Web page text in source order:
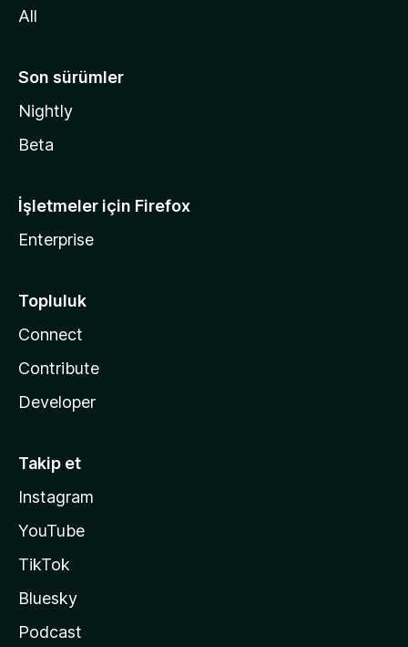
All
Son sürümler
Nightly
Beta
İşletmeler için Firefox
Enterprise
Topluluk
Connect
Contribute
Developer
Takip et
Instagram
YouTube
TikTok
Bluesky
Podcast